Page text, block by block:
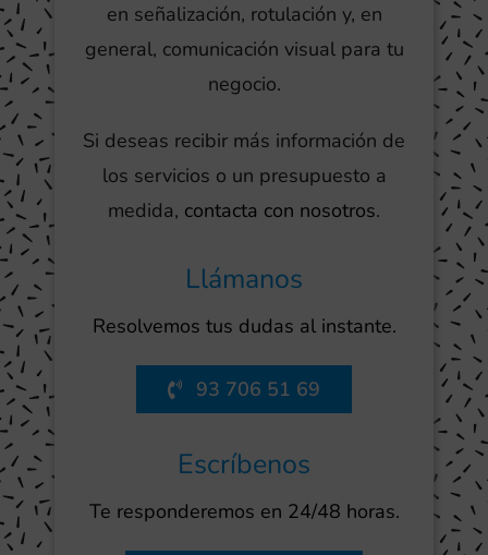
en señalización, rotulación y, en
general, comunicación visual para tu
negocio.
Si deseas recibir más información de
los servicios o un presupuesto a
medida, contacta con nosotros.
Llámanos
Resolvemos tus dudas al instante.
93 706 51 69
Escríbenos
Te responderemos en 24/48 horas.